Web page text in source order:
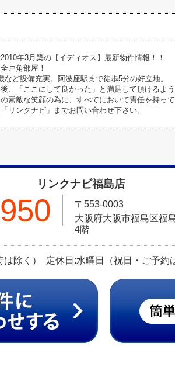
年3月築の【イディオス】最新物件情報！！
戸角部屋！
など設備充実。阿波座駅まで徒歩5分の好立地。
、「ここにして良かった」と満足して頂けるよ
素敵な笑顔の為に、すべてにおいて責任を持って
リンクナビ」までお問い合わせ下さい。
リンクナビ福島店
〒553-0003
大阪府大阪市福島区福
4階
除く） 定休日:水曜日（祝日・ご予約